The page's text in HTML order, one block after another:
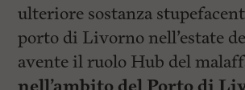
ulteriore sostanza
porto di Livorno nell’estate
avente il ruolo Hub del